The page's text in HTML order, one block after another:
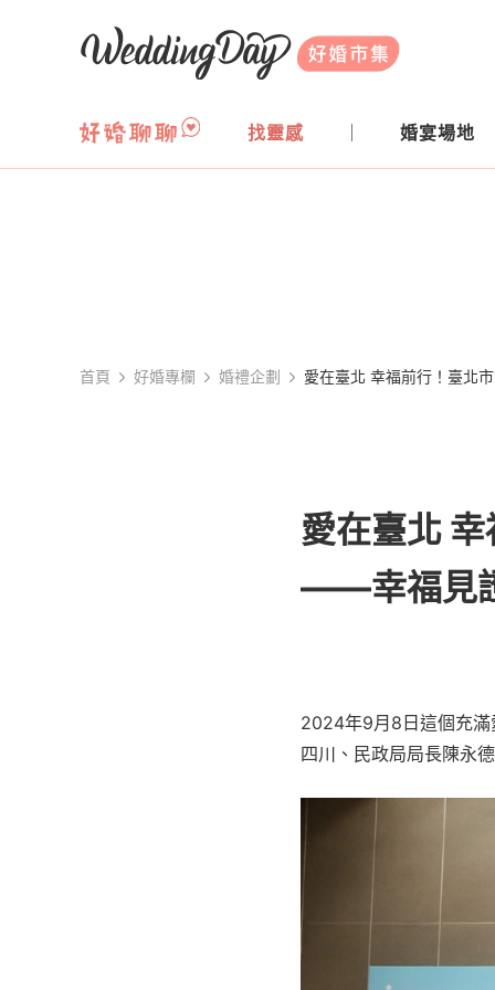
WeddingDay 好婚市集
找靈感 婚宴場地
首頁 好婚專欄 婚禮企劃 愛在臺北 幸福前行！臺北
愛在臺北
——幸福見
2024年9月8日這個充滿
四川、民政局局長陳永